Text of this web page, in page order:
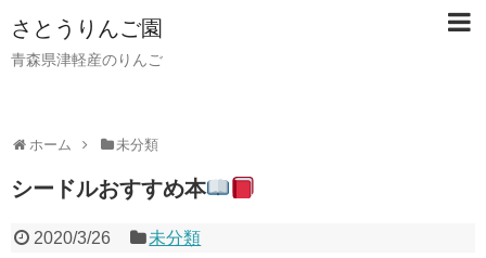
さとうりんご園
青森県津軽産のりんご
ホーム 未分類
シードルおすすめ本
2020/3/26 未分類